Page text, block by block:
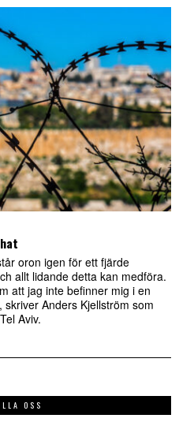
oron igen för ett fjärde
allt lidande detta kan medföra.
att jag inte befinner mig i en
Anders Kjellström som
Aviv.
OSS